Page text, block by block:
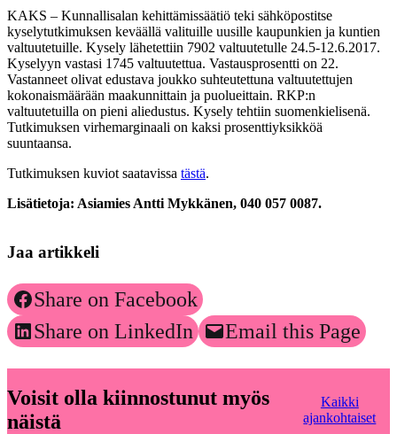
KAKS – Kunnallisalan kehittämissäätiö teki sähköpostitse
kyselytutkimuksen keväällä valituille uusille kaupunkien ja kuntien
valtuutetuille. Kysely lähetettiin 7902 valtuutetulle 24.5-12.6.2017.
Kyselyyn vastasi 1745 valtuutettua. Vastausprosentti on 22.
Vastanneet olivat edustava joukko suhteutettuna valtuutettujen
kokonaismäärään maakunnittain ja puolueittain. RKP:n
valtuutetuilla on pieni aliedustus. Kysely tehtiin suomenkielisenä.
Tutkimuksen virhemarginaali on kaksi prosenttiyksikköä
suuntaansa.
Tutkimuksen kuviot saatavissa tästä.
Lisätietoja: Asiamies Antti Mykkänen, 040 057 0087.
Jaa artikkeli
Share on Facebook
Share on LinkedIn
Email this Page
Voisit olla kiinnostunut myös
näistä
Kaikki
ajankohtaiset